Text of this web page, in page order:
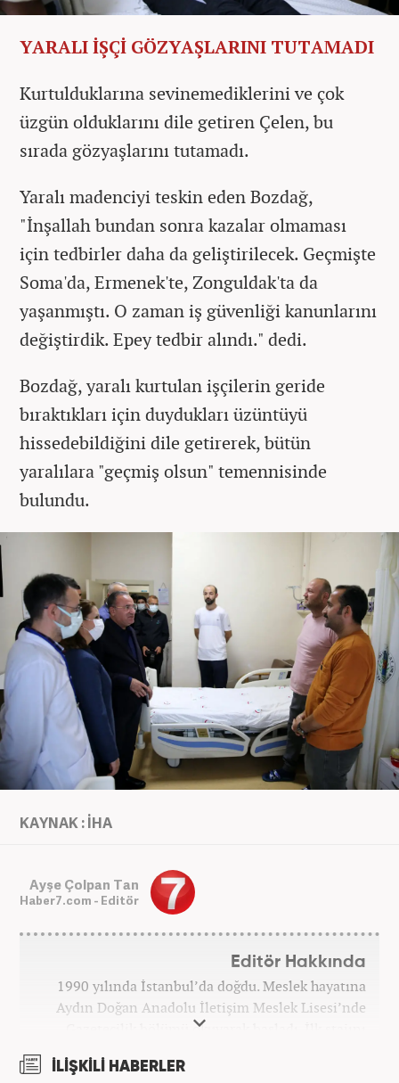
YARALI İŞÇİ GÖZYAŞLARINI TUTAMADI
Kurtulduklarına sevinemediklerini ve çok
üzgün olduklarını dile getiren Çelen, bu
sırada gözyaşlarını tutamadı.
Yaralı madenciyi teskin eden Bozdağ,
"İnşallah bundan sonra kazalar olmaması
için tedbirler daha da geliştirilecek. Geçmişte
Soma'da, Ermenek'te, Zonguldak'ta da
yaşanmıştı. O zaman iş güvenliği kanunlarını
değiştirdik. Epey tedbir alındı." dedi.
Bozdağ, yaralı kurtulan işçilerin geride
bıraktıkları için duydukları üzüntüyü
hissedebildiğini dile getirerek, bütün
yaralılara "geçmiş olsun" temennisinde
bulundu.
KAYNAK : İHA
Ayşe Çolpan Tan
Haber7.com - Editör
Editör Hakkında
1990 yılında İstanbul’da doğdu. Meslek hayatına
Aydın Doğan Anadolu İletişim Meslek Lisesi’nde
Gazetecilik bölümü okuyarak başladı. İlk stajını
İstanbul Üniversitesi Radyo Televizyon Yayımcılığı
İLİŞKİLİ HABERLER